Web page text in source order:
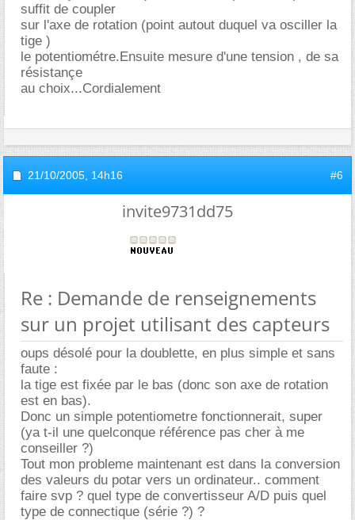
suffit de coupler
sur l'axe de rotation (point autout duquel va osciller la
tige )
le potentiométre.Ensuite mesure d'une tension , de sa
résistançe
au choix...Cordialement
21/10/2005, 14h16 #6
invite9731dd75
Re : Demande de renseignements
sur un projet utilisant des capteurs
oups désolé pour la doublette, en plus simple et sans
faute :
la tige est fixée par le bas (donc son axe de rotation
est en bas).
Donc un simple potentiometre fonctionnerait, super
(ya t-il une quelconque référence pas cher à me
conseiller ?)
Tout mon probleme maintenant est dans la conversion
des valeurs du potar vers un ordinateur.. comment
faire svp ? quel type de convertisseur A/D puis quel
type de connectique (série ?) ?